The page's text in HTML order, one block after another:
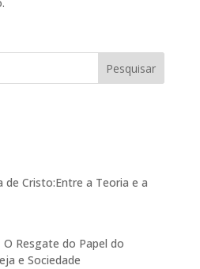
de Cristo:Entre a Teoria e a
Resgate do Papel do
e Sociedade